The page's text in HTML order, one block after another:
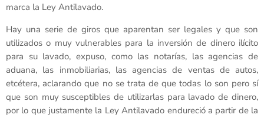
marca la Ley Antilavado.
Hay una serie de giros que aparentan ser legales y que son
utilizados o muy vulnerables para la inversión de dinero ilícito
para su lavado, expuso, como las notarías, las agencias de
aduana, las inmobiliarias, las agencias de ventas de autos,
etcétera, aclarando que no se trata de que todas lo son pero sí
que son muy susceptibles de utilizarlas para lavado de dinero,
por lo que justamente la Ley Antilavado endureció a partir de la